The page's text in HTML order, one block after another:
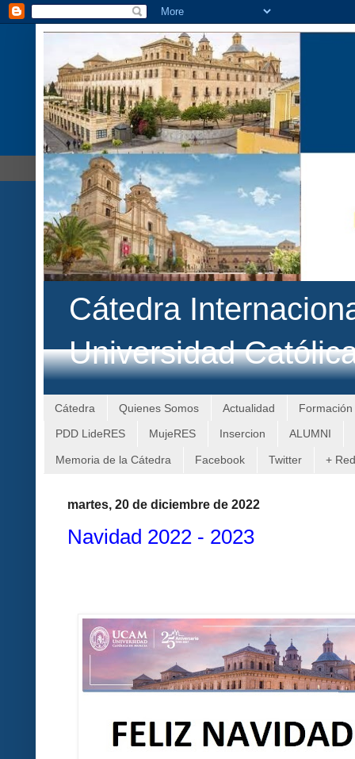
Cátedra
Universidad
Cátedra Quienes Somos Actualidad Formación
PDD LideRES MujeRES Insercion ALUMNI
Memoria de la Cátedra Facebook Twitter +
martes, 20 de diciembre de 2022
Navidad 2022 - 2023